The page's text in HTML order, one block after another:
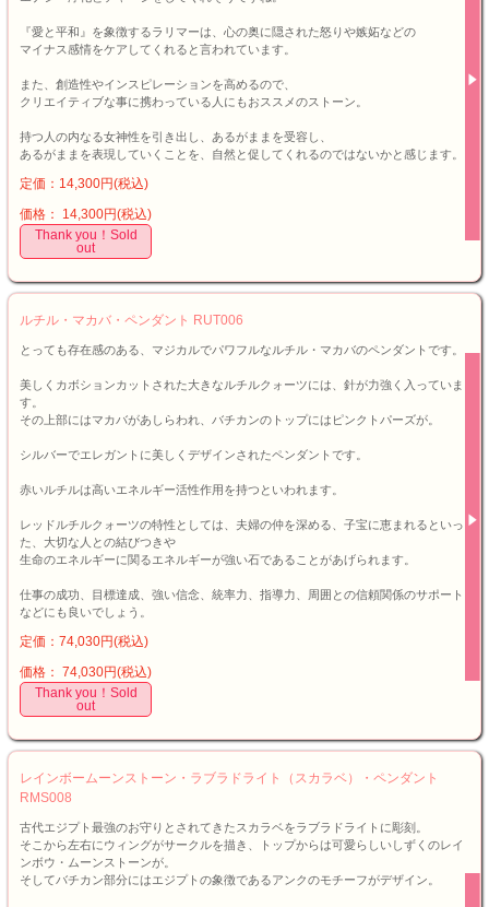
『愛と平和』を象徴するラリマーは、心の奥に隠された怒りや嫉妬などの
マイナス感情をケアしてくれると言われています。
また、創造性やインスピレーションを高めるので、
クリエイティブな事に携わっている人にもおススメのストーン。
持つ人の内なる女神性を引き出し、あるがままを受容し、
あるがままを表現していくことを、自然と促してくれるのではないかと感じます。
定価：14,300円(税込)
価格： 14,300円(税込)
Thank you！Sold
out
ルチル・マカバ・ペンダント RUT006
とっても存在感のある、マジカルでパワフルなルチル・マカバのペンダントです。
美しくカボションカットされた大きなルチルクォーツには、針が力強く入っていま
す。
その上部にはマカバがあしらわれ、バチカンのトップにはピンクトパーズが。
シルバーでエレガントに美しくデザインされたペンダントです。
赤いルチルは高いエネルギー活性作用を持つといわれます。
レッドルチルクォーツの特性としては、夫婦の仲を深める、子宝に恵まれるといっ
た、大切な人との結びつきや
生命のエネルギーに関るエネルギーが強い石であることがあげられます。
仕事の成功、目標達成、強い信念、統率力、指導力、周囲との信頼関係のサポート
などにも良いでしょう。
定価：74,030円(税込)
価格： 74,030円(税込)
Thank you！Sold
out
レインボームーンストーン・ラブラドライト（スカラベ）・ペンダント
RMS008
古代エジプト最強のお守りとされてきたスカラベをラブラドライトに彫刻。
そこから左右にウィングがサークルを描き、トップからは可愛らしいしずくのレイ
ンボウ・ムーンストーンが。
そしてバチカン部分にはエジプトの象徴であるアンクのモチーフがデザイン。